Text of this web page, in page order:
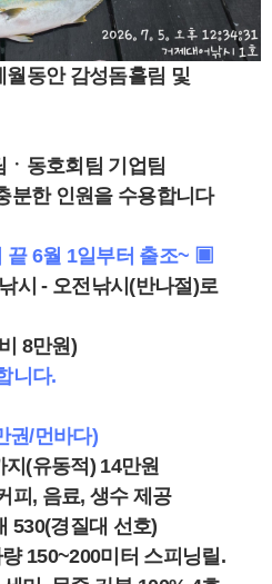
월동안 감성돔흘림 및
동호회팀 기업팀
분한 인원을 수용합니다
6월 1일부터 출조~ ▣
시 - 오전낚시(반나절)로
8만원)
니다.
권/먼바다)
(유동적) 14만원
피, 음료, 생수 제공
530(경질대 선호)
150~200미터 스피닝릴.